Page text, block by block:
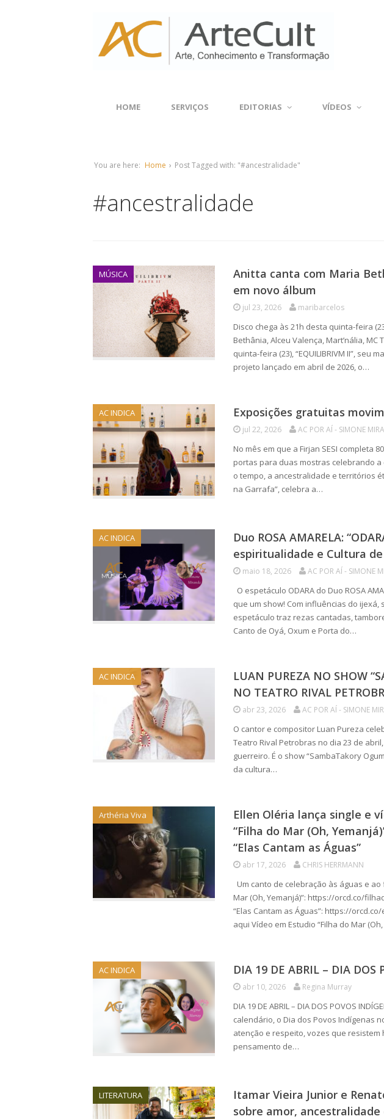
HOME SERVIÇOS EDITORIAS VÍDEOS
You are here: Home › Post Tagged with: "#ancestralidade"
#ancestralidade
MÚSICA
Anitta canta com Maria
em novo álbum
jul 23, 2026 maribarcelos
Disco chega às 21h desta quinta-feira
Bethânia, Alceu Valença, Mart’nália,
quinta-feira (23), “EQUILIBRIVM II”, seu
projeto lançado em abril de 2026, o…
AC INDICA Exposições gratuitas
jul 22, 2026 AC POR AÍ - SIMONE
No mês em que a Firjan SESI completa
portas para duas mostras celebrando a
o tempo, a ancestralidade e territórios
na Garrafa”, celebra a…
AC INDICA
Duo ROSA AMARELA:
espiritualidade e Cultura
maio 18, 2026 AC POR AÍ - SIMONE
O espetáculo ODARA do Duo ROSA
que um show! Com influências do ijexá,
espetáculo traz rezas cantadas,
Canto de Oyá, Oxum e Porta do…
AC INDICA
LUAN PUREZA NO SHOW
NO TEATRO RIVAL
abr 23, 2026 AC POR AÍ - SIMONE
O cantor e compositor Luan Pureza
Teatro Rival Petrobras no dia 23 de
guerreiro. É o show “SambaTakory
da cultura…
Arthéria Viva
Ellen Oléria lança single e
“Filha do Mar (Oh,
“Elas Cantam as Águas”
abr 17, 2026 CHRIS HERRMANN
Um canto de celebração às águas e
Mar (Oh, Yemanjá)”: https://orcd.co/
“Elas Cantam as Águas”: https://
aqui Vídeo em Estudio “Filha do Mar
AC INDICA DIA 19 DE ABRIL – DIA DOS
abr 10, 2026 Regina Murray
DIA 19 DE ABRIL – DIA DOS POVOS
calendário, o Dia dos Povos Indígenas
atenção e respeito, vozes que resistem
pensamento de…
LITERATURA
Itamar Vieira Junior e
sobre amor, ancestralidade